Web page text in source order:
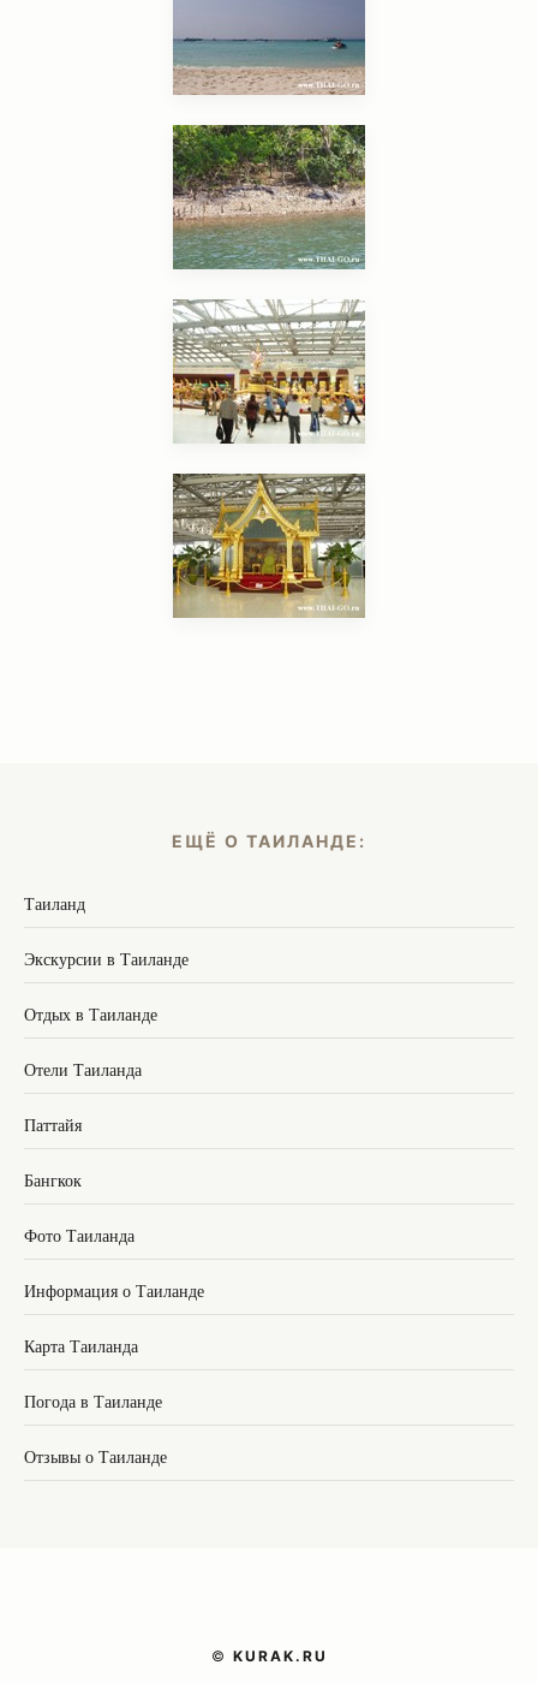
ЕЩЁ О ТАИЛАНДЕ:
Таиланд
Экскурсии в Таиланде
Отдых в Таиланде
Отели Таиланда
Паттайя
Бангкок
Фото Таиланда
Информация о Таиланде
Карта Таиланда
Погода в Таиланде
Отзывы о Таиланде
© KURAK.RU